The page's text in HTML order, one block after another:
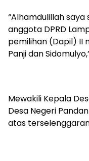
“Alhamdulillah
anggota DPRD
pemilihan (Dapil) II
Panji dan
Mewakili Kepala
Desa Negeri
atas